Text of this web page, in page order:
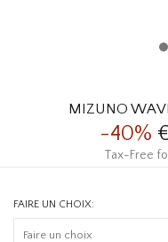
MIZUNO
-40%
Tax-Free
FAIRE UN CHOIX: